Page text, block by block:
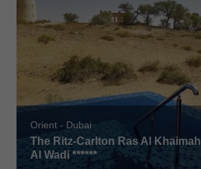
Orient - Dubai
The Ritz-Carlton Ras Al Khaimah
Al Wadi ******